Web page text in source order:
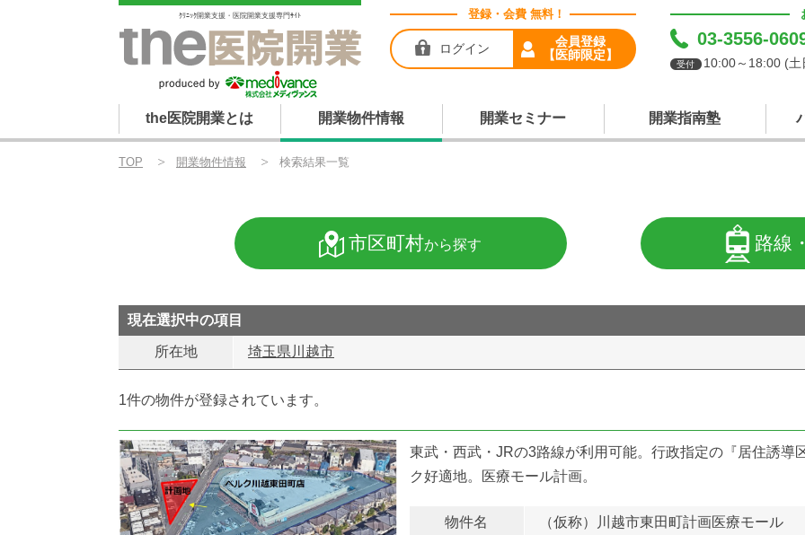
ｸﾘﾆｯｸ開業支援・医院開業支援専門ｻｲﾄ 登録・会費 無料！
ログイン
会員登録
【医師限定】
03-3556-
受付 10:00～18:00 (土
the医院開業とは 開業物件情報 開業セミナー 開業指南塾
TOP 開業物件情報 検索結果一覧
市区町村から探す 路線
現在選択中の項目
所在地 埼玉県川越市
1件の物件が登録されています。
東武・西武・JRの3路線が利用可能。行政指定の『居住誘導
ク好適地。医療モール計画。
物件名 （仮称）川越市東田町計画医療モール